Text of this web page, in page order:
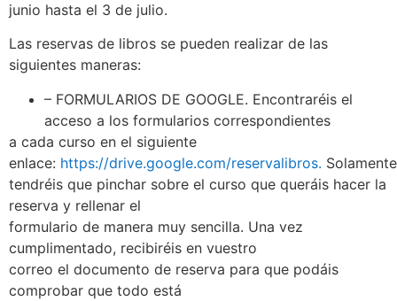
junio hasta el 3 de julio.
Las reservas de libros se pueden realizar de las
siguientes maneras:
– FORMULARIOS DE GOOGLE. Encontraréis el
acceso a los formularios correspondientes
a cada curso en el siguiente
enlace: https://drive.google.com/reservalibros. Solamente
tendréis que pinchar sobre el curso que queráis hacer la
reserva y rellenar el
formulario de manera muy sencilla. Una vez
cumplimentado, recibiréis en vuestro
correo el documento de reserva para que podáis
comprobar que todo está